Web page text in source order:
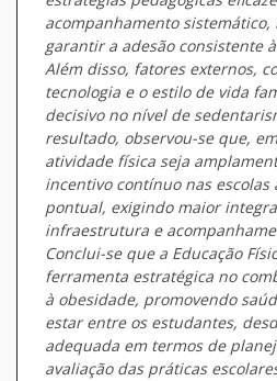
acompanhamento sistemático,
garantir a adesão consistente
Além disso, fatores externos,
tecnologia e o estilo de vida
decisivo no nível de
resultado, observou-se que,
atividade física seja
incentivo contínuo nas
pontual, exigindo maior
infraestrutura e
Conclui-se que a Educação
ferramenta estratégica no
à obesidade, promovendo
estar entre os estudantes,
adequada em termos de
avaliação das práticas